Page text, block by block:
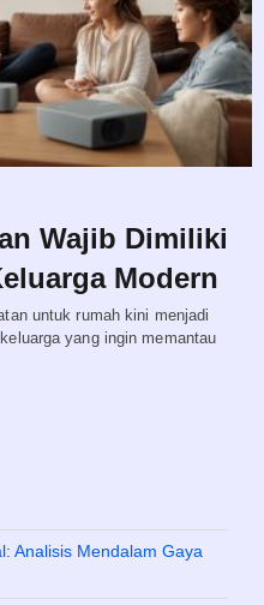
Wajib Dimiliki
Modern
untuk rumah kini menjadi
yang ingin memantau
Analisis Mendalam Gaya